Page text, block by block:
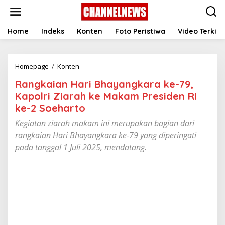
t
Home Indeks Konten Foto Peristiwa Video Terkini
Homepage / Konten
n
g
k
a
i
n
H
Rangkaian Hari Bhayangkara ke-79,
Kapolri Ziarah ke Makam Presiden RI
ke-2 Soeharto
Kegiatan ziarah makam ini merupakan bagian dari
rangkaian Hari Bhayangkara ke-79 yang diperingati
pada tanggal 1 Juli 2025, mendatang.